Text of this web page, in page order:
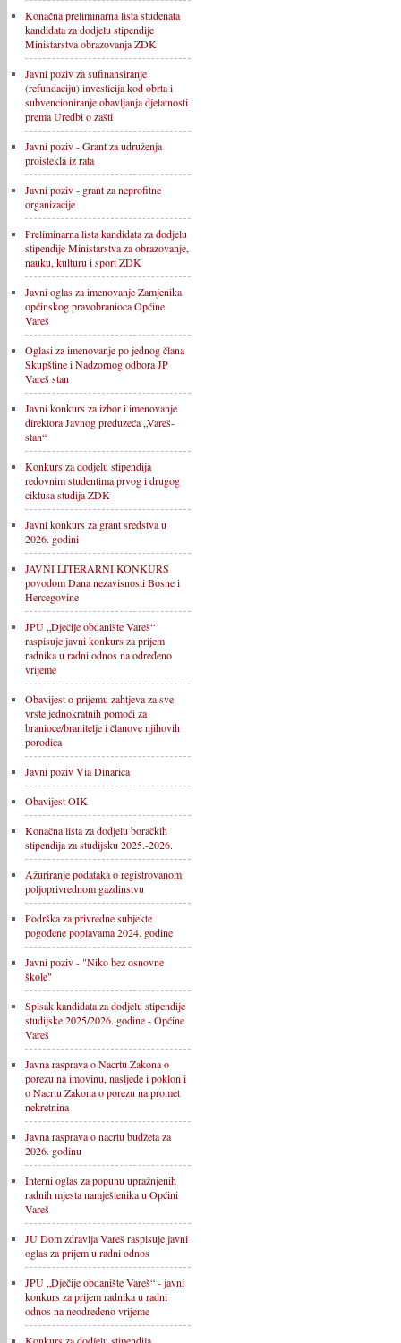
Konačna preliminarna lista studenata
kandidata za dodjelu stipendije
Ministarstva obrazovanja ZDK
Javni poziv za sufinansiranje
(refundaciju) investicija kod obrta i
subvencioniranje obavljanja djelatnosti
prema Uredbi o zašti
Javni poziv - Grant za udruženja
proistekla iz rata
Javni poziv - grant za neprofitne
organizacije
Preliminarna lista kandidata za dodjelu
stipendije Ministarstva za obrazovanje,
nauku, kulturu i sport ZDK
Javni oglas za imenovanje Zamjenika
općinskog pravobranioca Općine
Vareš
Oglasi za imenovanje po jednog člana
Skupštine i Nadzornog odbora JP
Vareš stan
Javni konkurs za izbor i imenovanje
direktora Javnog preduzeća „Vareš-
stan“
Konkurs za dodjelu stipendija
redovnim studentima prvog i drugog
ciklusa studija ZDK
Javni konkurs za grant sredstva u
2026. godini
JAVNI LITERARNI KONKURS
povodom Dana nezavisnosti Bosne i
Hercegovine
JPU „Dječije obdanište Vareš“
raspisuje javni konkurs za prijem
radnika u radni odnos na određeno
vrijeme
Obavijest o prijemu zahtjeva za sve
vrste jednokratnih pomoći za
branioce/branitelje i članove njihovih
porodica
Javni poziv Via Dinarica
Obavijest OIK
Konačna lista za dodjelu boračkih
stipendija za studijsku 2025.-2026.
Ažuriranje podataka o registrovanom
poljoprivrednom gazdinstvu
Podrška za privredne subjekte
pogođene poplavama 2024. godine
Javni poziv - "Niko bez osnovne
škole"
Spisak kandidata za dodjelu stipendije
studijske 2025/2026. godine - Općine
Vareš
Javna rasprava o Nacrtu Zakona o
porezu na imovinu, nasljeđe i poklon i
o Nacrtu Zakona o porezu na promet
nekretnina
Javna rasprava o nacrtu budžeta za
2026. godinu
Interni oglas za popunu upražnjenih
radnih mjesta namještenika u Općini
Vareš
JU Dom zdravlja Vareš raspisuje javni
oglas za prijem u radni odnos
JPU „Dječije obdanište Vareš“ - javni
konkurs za prijem radnika u radni
odnos na neodređeno vrijeme